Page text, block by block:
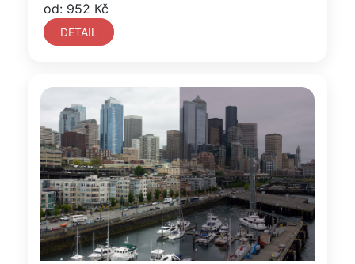
od: 952 Kč
DETAIL